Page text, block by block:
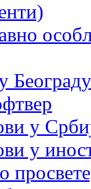
Београду
у
у